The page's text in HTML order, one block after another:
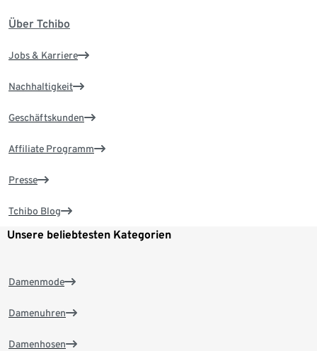
Über Tchibo
Jobs & Karriere
Nachhaltigkeit
Geschäftskunden
Affiliate Programm
Presse
Tchibo Blog
Unsere beliebtesten Kategorien
Damenmode
Damenuhren
Damenhosen